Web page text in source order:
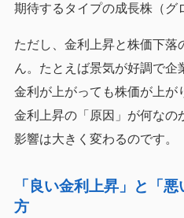
期待するタイプの成長株（グ
ただし、金利上昇と株価下落
ん。たとえば景気が好調で企
金利が上がっても株価が上が
金利上昇の「原因」が何なの
影響は大きく変わるのです。
「良い金利上昇」と「
方